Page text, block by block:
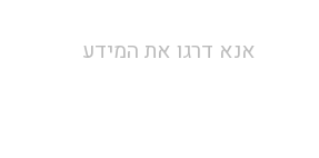
אנא דרגו את המידע